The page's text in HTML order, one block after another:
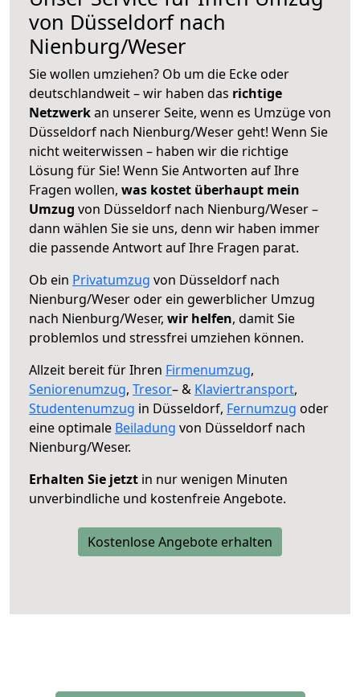
von Düsseldorf nach
Nienburg/Weser
Sie wollen umziehen? Ob um die Ecke oder
deutschlandweit – wir haben das richtige
Netzwerkan unserer Seite, wenn es Umzüge von
Düsseldorf nach Nienburg/Weser geht! Wenn Sie
nicht weiterwissen – haben wir die richtige
Lösung für Sie! Wenn Sie Antworten auf Ihre
Fragen wollen, was kostet überhaupt mein
Umzug von Düsseldorf nach Nienburg/Weser –
dann wählen Sie sie uns, denn wir haben immer
die passende Antwort auf Ihre Fragen parat.
Ob ein Privatumzug von Düsseldorf nach
Nienburg/Weser oder ein gewerblicher Umzug
nach Nienburg/Weser, wir helfen, damit Sie
problemlos und stressfrei umziehen können.
Allzeit bereit für Ihren Firmenumzug,
Seniorenumzug, Tresor– & Klaviertransport,
Studentenumzug in Düsseldorf, Fernumzug oder
eine optimale Beiladung von Düsseldorf nach
Nienburg/Weser.
Erhalten Sie jetzt in nur wenigen Minuten
unverbindliche und kostenfreie Angebote.
Kostenlose Angebote erhalten